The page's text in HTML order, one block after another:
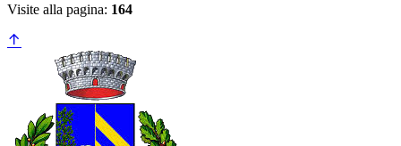
Visite alla pagina: 164